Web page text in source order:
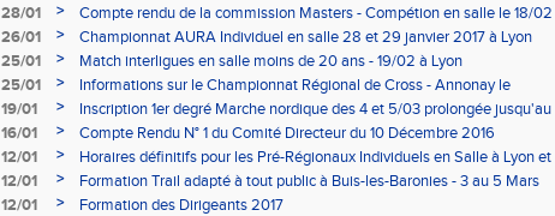
28/01
>
Compte rendu de la commission Masters - Compétion en salle le 18/02
à Bourgoin
26/01 >
Championnat AURA Individuel en salle 28 et 29 janvier 2017 à Lyon
25/01
>
Match interligues en salle moins de 20 ans - 19/02 à Lyon
25/01
>
Informations sur le Championnat Régional de Cross - Annonay le
05/02
19/01 >
Inscription 1er degré Marche nordique des 4 et 5/03 prolongée jusqu'au
03/02 (sous condition)
16/01 >
Compte Rendu N° 1 du Comité Directeur du 10 Décembre 2016
12/01
>
Horaires définitifs pour les Pré-Régionaux Individuels en Salle à Lyon et
Aubière
12/01 >
Formation Trail adapté à tout public à Buis-les-Baronies - 3 au 5 Mars
12/01
>
Formation des Dirigeants 2017